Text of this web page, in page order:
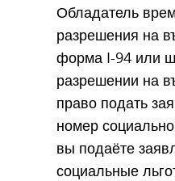
Обладатель
разрешения на
форма I-94 или
разрешении на
право подать
номер
вы подаёте
социальные